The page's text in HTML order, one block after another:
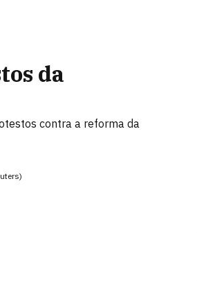
da
contra a reforma da